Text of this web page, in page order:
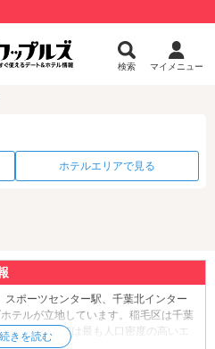
検索 マイメニュー
ホテルエリアで見る
ポーツセンター駅、千葉北インター
テルが立地しています。稲毛区は千葉
の区。市内では最も人口密度の高いエ